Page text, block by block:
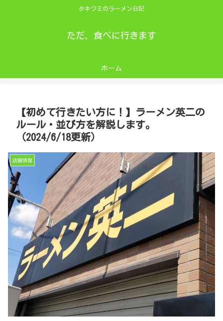
タキワミのラーメン日記
ただ、食べに行きます
ホーム
【初めて行きたい方に！】ラーメン英二の
ルール・並び方を解説します。
（2024/6/18更新）
店舗情報